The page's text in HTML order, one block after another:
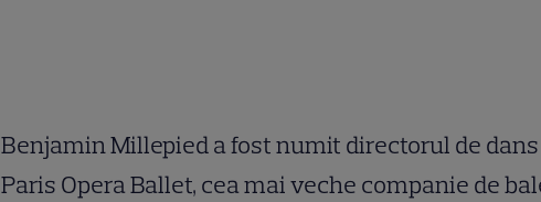
Benjamin Millepied a fost numit directorul de
Paris Opera Ballet, cea mai veche companie de